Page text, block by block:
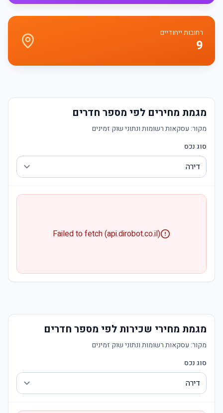
רחובות ייחודיים
9
מגמת מחירים לפי מספר חדרים
מקור: עסקאות רשומות ונתוני שוק זמינים
סוג נכס
Failed to fetch (api.dirobot.co.il)
מגמת מחירי שכירות לפי מספר חדרים
מקור: עסקאות רשומות ונתוני שוק זמינים
סוג נכס